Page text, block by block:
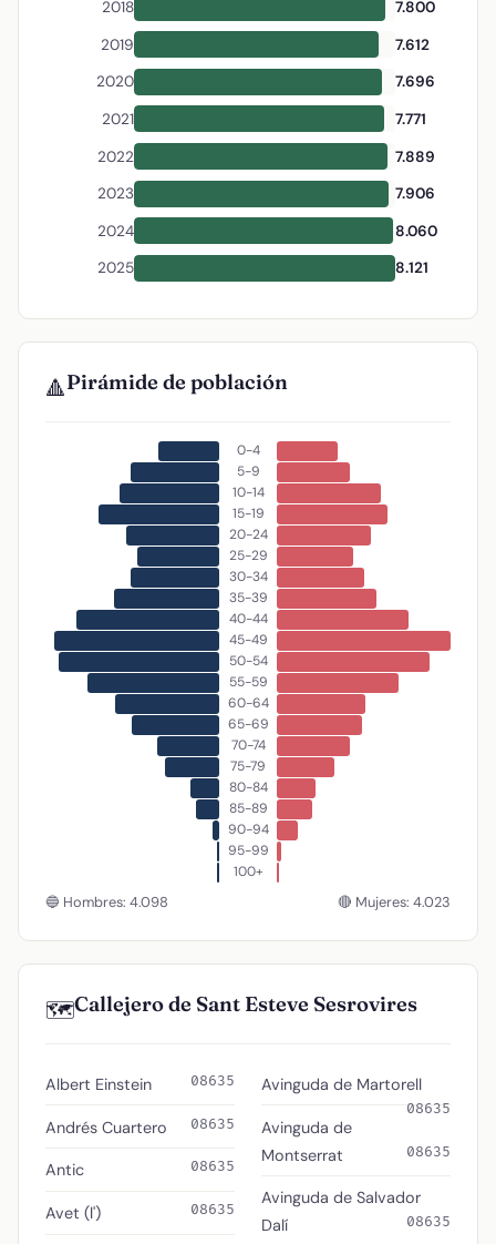
2018
7.800
2019
7.612
2020
7.696
2021
7.771
2022
7.889
2023
7.906
2024
8.060
2025
8.121
🔺Pirámide de población
0-4
5-9
10-14
15-19
20-24
25-29
30-34
35-39
40-44
45-49
50-54
55-59
60-64
65-69
70-74
75-79
80-84
85-89
90-94
95-99
100+
🔵 Hombres: 4.098 🔴 Mujeres: 4.023
🗺️Callejero de Sant Esteve Sesrovires
Albert Einstein 08635
Andrés Cuartero 08635
Antic 08635
Avet (l') 08635
Avinguda de Martorell
08635
Avinguda de
Montserrat
08635
Avinguda de Salvador
Dalí
08635